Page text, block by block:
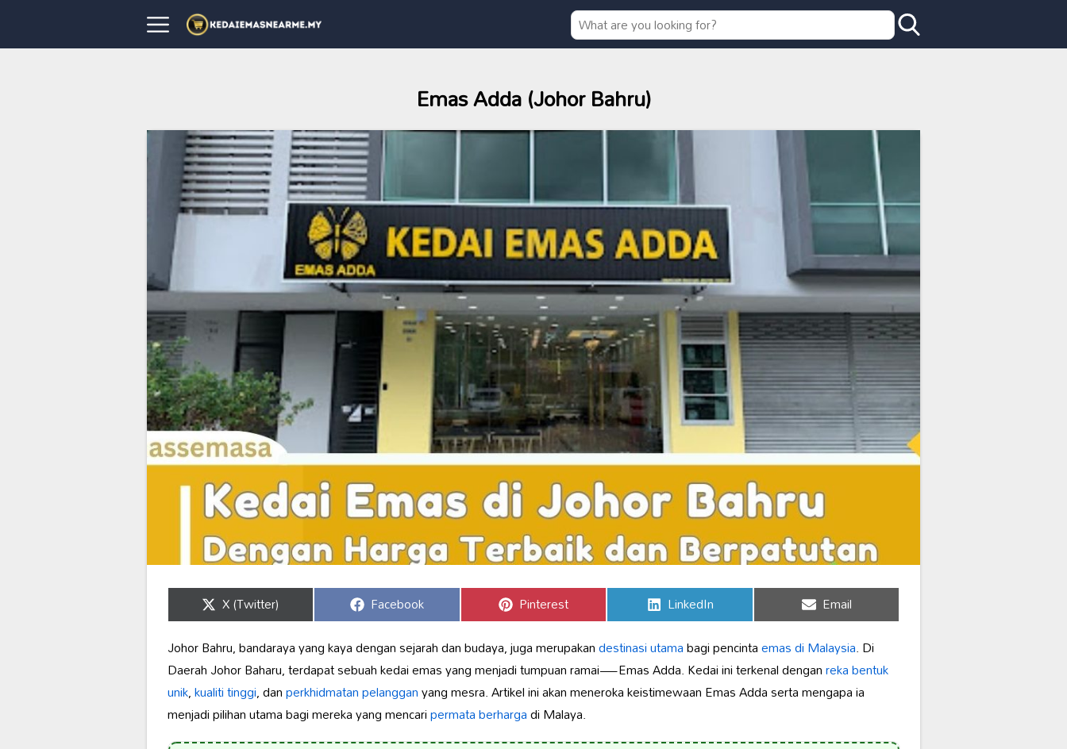
Emas Adda (Johor Bahru)
Share
on
X (Twitter) Share
on
Facebook Share
on
Pinterest Share
on
LinkedIn Share
on
Email
Johor Bahru, bandaraya yang kaya dengan sejarah dan budaya, juga merupakandestinasi utamabagi pencintaemas di Malaysia. Di
Daerah Johor Baharu, terdapat sebuah kedai emas yang menjadi tumpuan ramai—Emas Adda. Kedai ini terkenal denganreka bentuk
unik,kualiti tinggi, danperkhidmatan pelangganyang mesra. Artikel ini akan meneroka keistimewaan Emas Adda serta mengapa ia
menjadi pilihan utama bagi mereka yang mencaripermata berhargadi Malaya.